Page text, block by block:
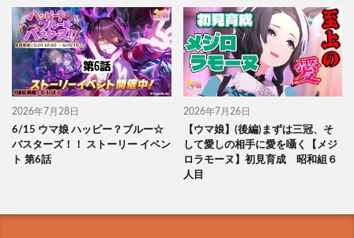
2026年7月28日
6/15 ウマ娘 ハッピー？ブルー☆
バスターズ！！ ストーリー イベン
ト 第6話
2026年7月26日
【ウマ娘】(後編)まずは三冠、そ
して愛しの相手に愛を囁く【メジ
ロラモーヌ】初見育成 昭和組６
人目